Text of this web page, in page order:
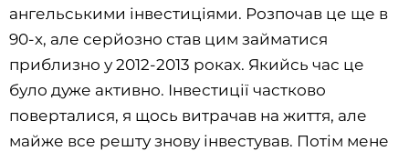
ангельськими інвестиціями. Розпочав це ще в
90-х, але серйозно став цим займатися
приблизно у 2012-2013 роках. Якийсь час це
було дуже активно. Інвестиції частково
поверталися, я щось витрачав на життя, але
майже все решту знову інвестував. Потім мене